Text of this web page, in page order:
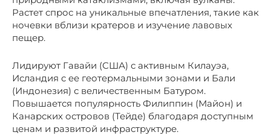
Растет спрос на уникальные впечатления, такие как
ночевки вблизи кратеров и изучение лавовых
пещер.
Лидируют Гавайи (США) с активным Килауэа,
Исландия с ее геотермальными зонами и Бали
(Индонезия) с величественным Батуром.
Повышается популярность Филиппин (Майон) и
Канарских островов (Тейде) благодаря доступным
ценам и развитой инфраструктуре.